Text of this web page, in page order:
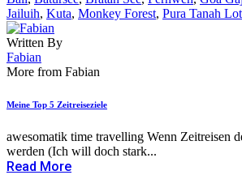
Jailuih, Kuta, Monkey Forest, Pura Tanah Lot
Written By
Fabian
More from Fabian
Meine Top 5 Zeitreiseziele
awesomatik time travelling Wenn Zeitreisen
werden (Ich will doch stark...
Read More